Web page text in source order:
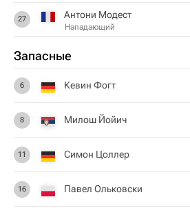
27 Антони Модест
Нападающий
Запасные
6 Кевин Фогт
8 Милош Йойич
11 Симон Цоллер
16 Павел Ольковски